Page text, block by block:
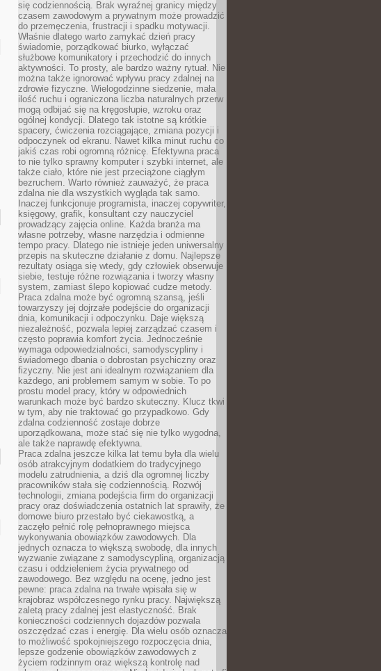
się codziennością. Brak wyraźnej granicy między
czasem zawodowym a prywatnym może prowadzić
do przemęczenia, frustracji i spadku motywacji.
Właśnie dlatego warto zamykać dzień pracy
świadomie, porządkować biurko, wyłączać
służbowe komunikatory i przechodzić do innych
aktywności. To prosty, ale bardzo ważny rytuał. Nie
można także ignorować wpływu pracy zdalnej na
zdrowie fizyczne. Wielogodzinne siedzenie, mała
ilość ruchu i ograniczona liczba naturalnych przerw
mogą odbijać się na kręgosłupie, wzroku oraz
ogólnej kondycji. Dlatego tak istotne są krótkie
spacery, ćwiczenia rozciągające, zmiana pozycji i
odpoczynek od ekranu. Nawet kilka minut ruchu co
jakiś czas robi ogromną różnicę. Efektywna praca
to nie tylko sprawny komputer i szybki internet, ale
także ciało, które nie jest przeciążone ciągłym
bezruchem. Warto również zauważyć, że praca
zdalna nie dla wszystkich wygląda tak samo.
Inaczej funkcjonuje programista, inaczej copywriter,
księgowy, grafik, konsultant czy nauczyciel
prowadzący zajęcia online. Każda branża ma
własne potrzeby, własne narzędzia i odmienne
tempo pracy. Dlatego nie istnieje jeden uniwersalny
przepis na skuteczne działanie z domu. Najlepsze
rezultaty osiąga się wtedy, gdy człowiek obserwuje
siebie, testuje różne rozwiązania i tworzy własny
system, zamiast ślepo kopiować cudze metody.
Praca zdalna może być ogromną szansą, jeśli
towarzyszy jej dojrzałe podejście do organizacji
dnia, komunikacji i odpoczynku. Daje większą
niezależność, pozwala lepiej zarządzać czasem i
często poprawia komfort życia. Jednocześnie
wymaga odpowiedzialności, samodyscypliny i
świadomego dbania o dobrostan psychiczny oraz
fizyczny. Nie jest ani idealnym rozwiązaniem dla
każdego, ani problemem samym w sobie. To po
prostu model pracy, który w odpowiednich
warunkach może być bardzo skuteczny. Klucz tkwi
w tym, aby nie traktować go przypadkowo. Gdy
zdalna codzienność zostaje dobrze
uporządkowana, może stać się nie tylko wygodna,
ale także naprawdę efektywna.
Praca zdalna jeszcze kilka lat temu była dla wielu
osób atrakcyjnym dodatkiem do tradycyjnego
modelu zatrudnienia, a dziś dla ogromnej liczby
pracowników stała się codziennością. Rozwój
technologii, zmiana podejścia firm do organizacji
pracy oraz doświadczenia ostatnich lat sprawiły, że
domowe biuro przestało być ciekawostką, a
zaczęło pełnić rolę pełnoprawnego miejsca
wykonywania obowiązków zawodowych. Dla
jednych oznacza to większą swobodę, dla innych
wyzwanie związane z samodyscypliną, organizacją
czasu i oddzieleniem życia prywatnego od
zawodowego. Bez względu na ocenę, jedno jest
pewne: praca zdalna na trwałe wpisała się w
krajobraz współczesnego rynku pracy. Największą
zaletą pracy zdalnej jest elastyczność. Brak
konieczności codziennych dojazdów pozwala
oszczędzać czas i energię. Dla wielu osób oznacza
to możliwość spokojniejszego rozpoczęcia dnia,
lepsze godzenie obowiązków zawodowych z
życiem rodzinnym oraz większą kontrolę nad